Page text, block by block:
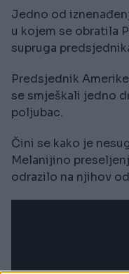
Jedno od
u kojem se obratila
supruga
Predsjednik
se smješkali jedno
poljubac.
Čini se kako je
Melanijino
odrazilo na njihov